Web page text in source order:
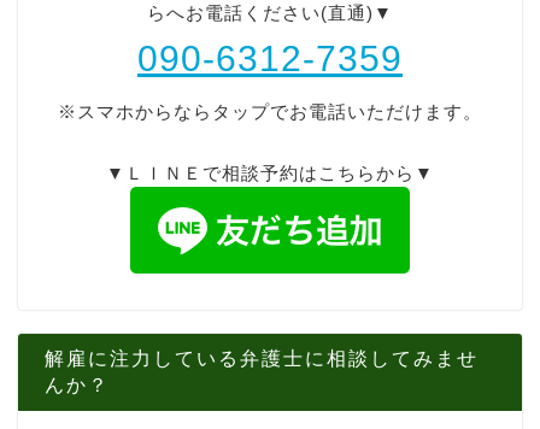
らへお電話ください(直通)▼
090-6312-7359
※スマホからならタップでお電話いただけます。
▼ＬＩＮＥで相談予約はこちらから▼
解雇に注力している弁護士に相談してみませ
んか？